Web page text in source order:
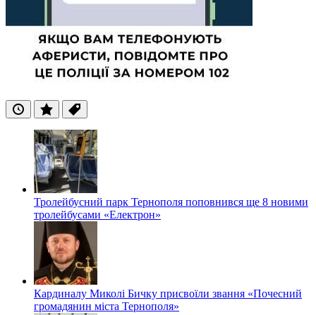
ОстанніПопулярні
Теги
Тролейбусний парк Тернополя поповнився ще 8 новими
тролейбусами «Електрон»
Кардиналу Миколі Бичку присвоїли звання «Почесний
громадянин міста Тернополя»